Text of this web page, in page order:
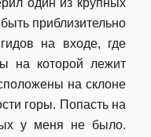
приблизительно
на входе, где
на которой лежит
на склоне
горы. Попасть на
у меня не было.